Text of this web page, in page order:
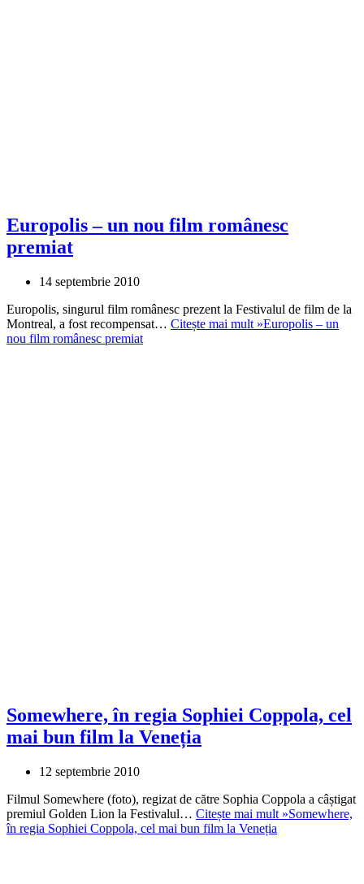
Europolis – un nou film românesc
premiat
14 septembrie 2010
Europolis, singurul film românesc prezent la Festivalul de film de la
Montreal, a fost recompensat… Citește mai mult »Europolis – un
nou film românesc premiat
Somewhere, în regia Sophiei Coppola, cel
mai bun film la Veneția
12 septembrie 2010
Filmul Somewhere (foto), regizat de către Sophia Coppola a câștigat
premiul Golden Lion la Festivalul… Citește mai mult »Somewhere,
în regia Sophiei Coppola, cel mai bun film la Veneția